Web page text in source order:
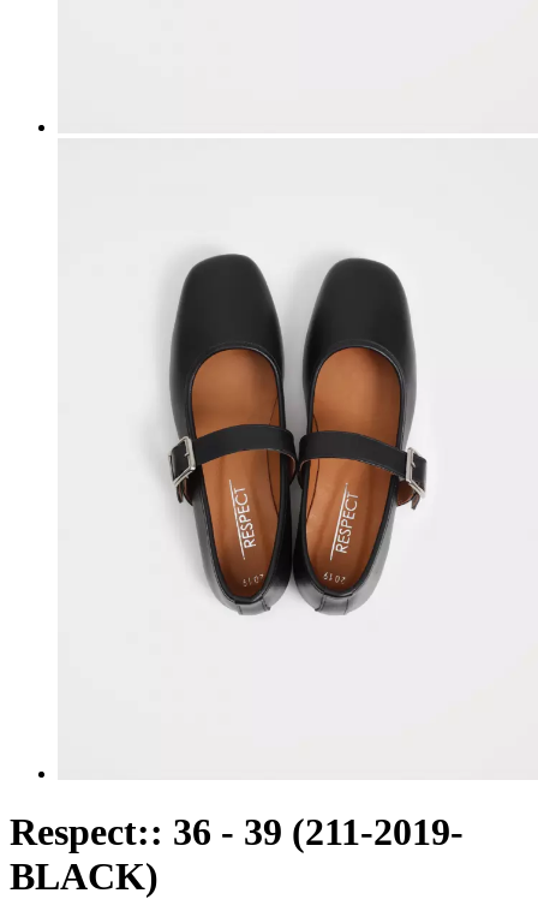
Respect:: 36 - 39 (211-2019-
BLACK)